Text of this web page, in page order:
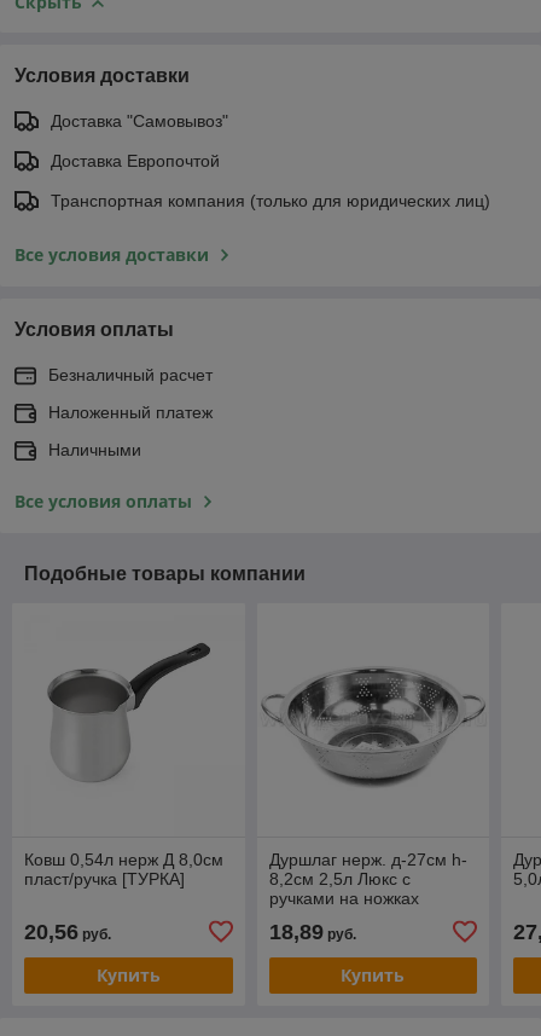
Условия доставки
Доставка "Самовывоз"
Доставка Европочтой
Транспортная компания (только для юридических лиц)
Все условия доставки
Условия оплаты
Безналичный расчет
Наложенный платеж
Наличными
Все условия оплаты
Подобные товары компании
Ковш 0,54л нерж Д 8,0см
пласт/ручка [ТУРКА]
20,56 руб.
Купить
Дуршлаг нерж. д-27см h-
8,2см 2,5л Люкс с
ручками на ножках
18,89руб.
Купить